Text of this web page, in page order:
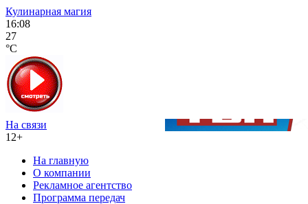
Кулинарная магия
16:08
27
°C
На связи
12+
На главную
О компании
Рекламное агентство
Программа передач